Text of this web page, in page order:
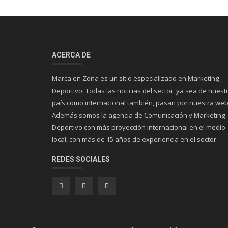
ACERCA DE
Marca en Zona es un sitio especializado en Marketing
Deportivo. Todas las noticias del sector, ya sea de
país como internacional también, pasan por nuestra
Además somos la agencia de Comunicación y Marketing
Deportivo con más proyección internacional en el medio
local, con más de 15 años de experiencia en el sector.
REDES SOCIALES